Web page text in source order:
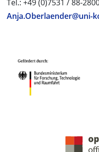
Tel.: +49 (0)7531 / 88-
Anja.Oberlaender@uni-